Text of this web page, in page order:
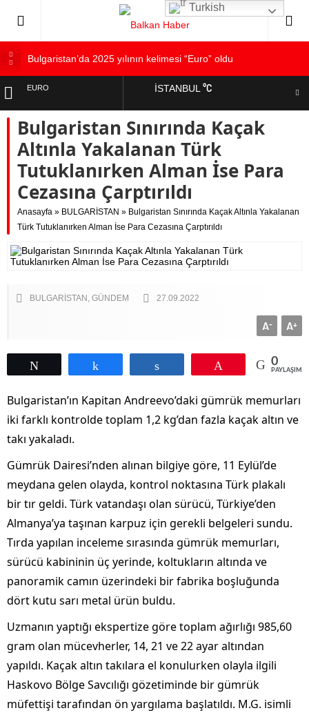
Bulgaristan’da 2025 yılının kelimesi “Euro” oldu
Bulgaristan’dan İspanya’ya destek
Bulgaristan’da hükümet kurma sürecinde son deneme
Bulgaristan’da Emeklilikten Sonra Çalışan Sayısı Artıyor
EURO
ALTIN
DOLAR
İSTANBUL°C
Bulgaristan Sınırında Kaçak
Altınla Yakalanan Türk
Tutuklanırken Alman İse Para
Cezasına Çarptırıldı
Anasayfa » BULGARİSTAN » Bulgaristan Sınırında Kaçak Altınla Yakalanan
Türk Tutuklanırken Alman İse Para Cezasına Çarptırıldı
BULGARİSTAN GÜNDEM 27.09.2022
A+
A-
0
Bulgaristan’ın Kapitan Andreevo’daki gümrük memurları
iki farklı kontrolde toplam 1,2 kg’dan fazla kaçak altın ve
takı yakaladı.
Gümrük Dairesi’nden alınan bilgiye göre, 11 Eylül’de
meydana gelen olayda, kontrol noktasına Türk plakalı
bir tır geldi. Türk vatandaşı olan sürücü, Türkiye’den
Almanya’ya taşınan karpuz için gerekli belgeleri sundu.
Tırda yapılan inceleme sırasında gümrük memurları,
sürücü kabininin üç yerinde, koltukların altında ve
panoramik camın üzerindeki bir fabrika boşluğunda
dört kutu sarı metal ürün buldu.
Uzmanın yaptığı ekspertize göre toplam ağırlığı 985,60
gram olan mücevherler, 14, 21 ve 22 ayar altından
yapıldı. Kaçak altın takılara el konulurken olayla ilgili
Haskovo Bölge Savcılığı gözetiminde bir gümrük
müfettişi tarafından ön yargılama başlatıldı. M.G. isimli
Turkish